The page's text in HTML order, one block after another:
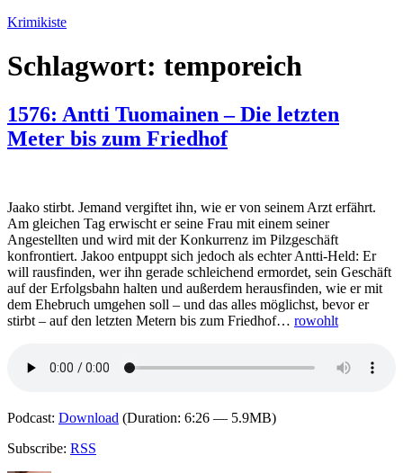
Zum
springen
Krimikiste
Schlagwort: temporeich
1576: Antti Tuomainen – Die letzten
Meter bis zum Friedhof
Jaako stirbt. Jemand vergiftet ihn, wie er von seinem Arzt erfährt.
Am gleichen Tag erwischt er seine Frau mit einem seiner
Angestellten und wird mit der Konkurrenz im Pilzgeschäft
konfrontiert. Jakoo entpuppt sich jedoch als echter Antti-Held: Er
will rausfinden, wer ihn gerade schleichend ermordet, sein Geschäft
auf der Erfolgsbahn halten und außerdem herausfinden, wie er mit
dem Ehebruch umgehen soll – und das alles möglichst, bevor er
stirbt – auf den letzten Metern bis zum Friedhof… rowohlt
Podcast: Download (Duration: 6:26 — 5.9MB)
Subscribe: RSS